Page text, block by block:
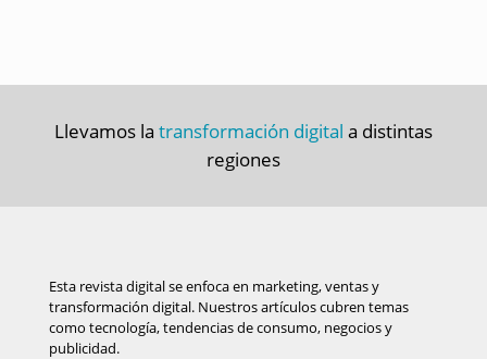
Llevamos la transformación digital a distintas
regiones
Esta revista digital se enfoca en marketing, ventas y
transformación digital. Nuestros artículos cubren temas
como tecnología, tendencias de consumo, negocios y
publicidad.